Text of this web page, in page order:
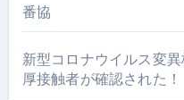
番協
新型コロナウイルス変
厚接触者が確認された！